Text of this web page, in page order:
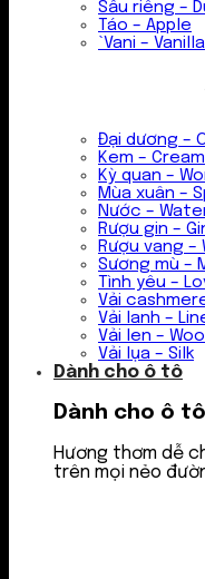
Sầu riêng –
Táo – Apple
`Vani – Vanilla
Đại dương –
Kem – Cream
Kỳ quan –
Mùa xuân –
Nước –
Rượu gin –
Rượu vang –
Sương mù –
Tình yêu –
Vải
Vải lanh –
Vải len – Wool
Vải lụa – Silk
Dành cho ô tô
Dành cho ô tô
Hương thơm dễ
trên mọi nẻo